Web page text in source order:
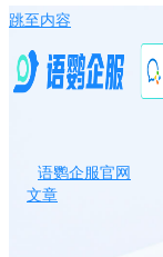
跳至内容
语鹦企服官网
文章